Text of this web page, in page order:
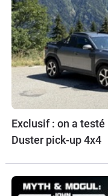
Exclusif : on a
Duster pick-up 4x4